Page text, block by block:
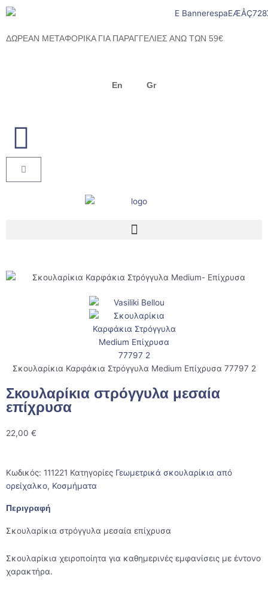
Μετάβαση
στο
ΔΩΡΕΑΝ ΜΕΤΑΦΟΡΙΚΑ ΓΙΑ ΠΑΡΑΓΓΕΛΙΕΣ ΑΝΩ ΤΩΝ 59€
En Gr
Menu
Σκουλαρίκια Καρφάκια Στρόγγυλα Medium Επίχρυσα 77797 2
Σκουλαρίκια στρόγγυλα μεσαία
επίχρυσα
22,00 €
Κωδικός: 111221 Κατηγορίες Γεωμετρικά σκουλαρίκια από
ορείχαλκο, Κοσμήματα
Περιγραφή
Σκουλαρίκια στρόγγυλα μεσαία επίχρυσα
Σκουλαρίκια χειροποίητα για καθημερινές εμφανίσεις με έντονο
χαρακτήρα.